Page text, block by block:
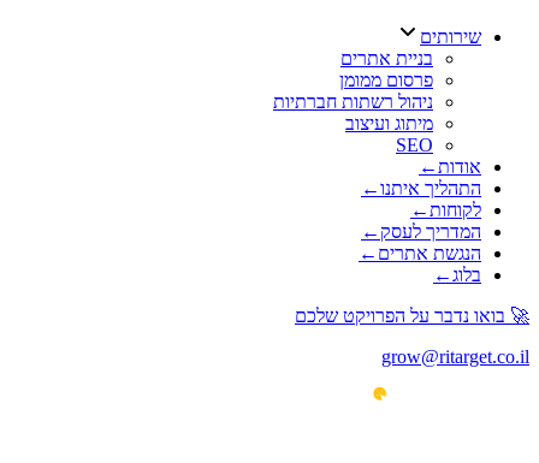
שירותים
בניית אתרים
פרסום ממומן
ניהול רשתות חברתיות
מיתוג ועיצוב
SEO
אודות←
התהליך איתנו←
לקוחות←
המדריך לעסק ←
הנגשת אתרים ←
בלוג←
🚀 בואו נדבר על הפרויקט שלכם
grow@ritarget.co.il